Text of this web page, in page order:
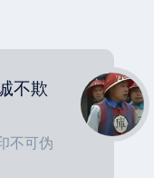
不欺
不可伪